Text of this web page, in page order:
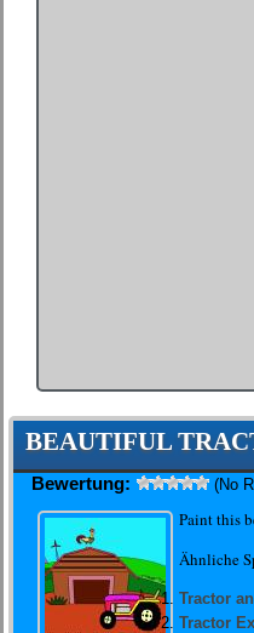
BEAUTIFUL
Bewertung: (No
Paint this
Ähnliche
Tractor
Tractor